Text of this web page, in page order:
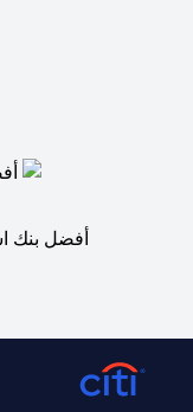
أفضل بنك